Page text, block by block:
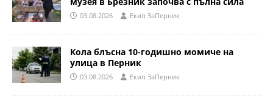
03.08.2026 Eкип ЗаПерник
Кола блъсна 10-годишно момиче на
улица в Перник
03.08.2026 Eкип ЗаПерник